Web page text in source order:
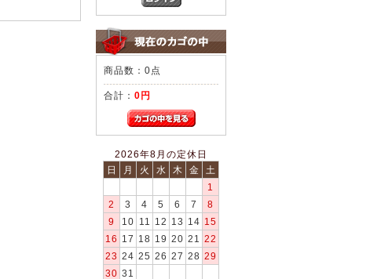
商品数：0点
合計： 0円
2026年8月の定休日
日
月 火 水 木 金
土
1
2
3 4 5 6 7
8
9
10 11 12 13 14 15
16
17 18 19 20 21
22
23 24 25 26 27 28 29
30 31